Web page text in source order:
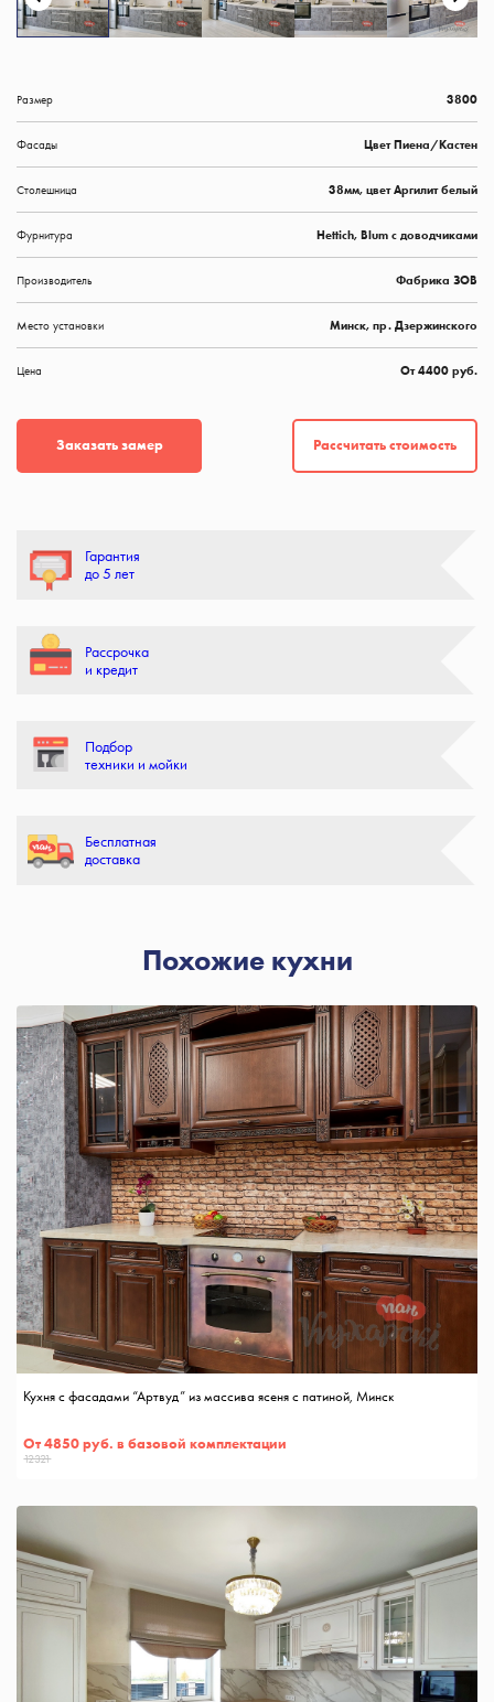
Размер 3800
Фасады Цвет Пиена/Кастен
Столешница 38мм, цвет Аргилит белый
Фурнитура Hettich, Blum с доводчиками
Производитель Фабрика ЗОВ
Место установки Минск, пр. Дзержинского
Цена От 4400 руб.
Заказать замер Рассчитать стоимость
Гарантия
до 5 лет
Рассрочка
и кредит
Подбор
техники и мойки
Бесплатная
доставка
Похожие кухни
Кухня с фасадами “Артвуд” из массива ясеня с патиной, Минск
От 4850 руб. в базовой комплектации
12321